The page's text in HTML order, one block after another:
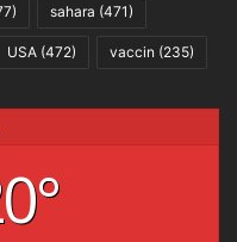
sahara (471)
USA (472) vaccin (235)